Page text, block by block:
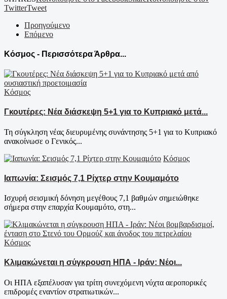
TwitterTweet
Προηγούμενο
Επόμενο
Κόσμος - Περισσότερα Άρθρα...
Κόσμος
Γκουτέρες: Νέα διάσκεψη 5+1 για το Κυπριακό μετά...
Τη σύγκληση νέας διευρυμένης συνάντησης 5+1 για το Κυπριακό
ανακοίνωσε ο Γενικός...
Κόσμος
Ιαπωνία: Σεισμός 7,1 Ρίχτερ στην Κουμαμότο
Ισχυρή σεισμική δόνηση μεγέθους 7,1 βαθμών σημειώθηκε
σήμερα στην επαρχία Κουμαμότο, στη...
Κόσμος
Κλιμακώνεται η σύγκρουση ΗΠΑ - Ιράν: Νέοι...
Οι ΗΠΑ εξαπέλυσαν για τρίτη συνεχόμενη νύχτα αεροπορικές
επιδρομές εναντίον στρατιωτικών...